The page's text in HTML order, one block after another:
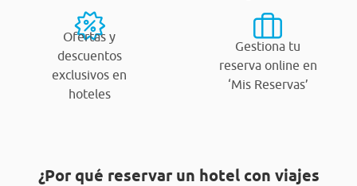
Ofertas y
descuentos
exclusivos en
hoteles
Gestiona tu
reserva online en
‘Mis Reservas’
¿Por qué reservar un hotel con viajes